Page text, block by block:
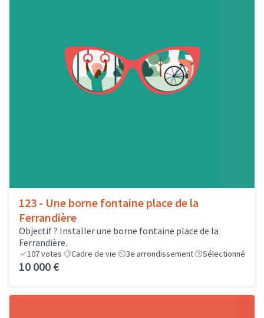
123 - Une borne fontaine place de la
Ferrandière
Objectif ? Installer une borne fontaine place de la
Ferrandière.
107votes Cadre de vie 3e arrondissement Sélectionné
10 000 €